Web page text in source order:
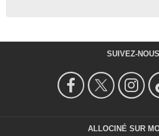
SUIVEZ-NOUS
ALLOCINÉ SUR